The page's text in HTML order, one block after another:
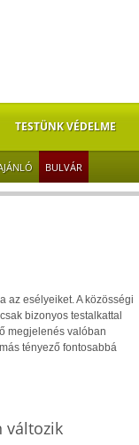
TESTÜNK VÉDELME
BULVÁR
az esélyeiket. A közösségi
bizonyos testalkattal
megjelenés valóban
tényező fontosabbá
változik